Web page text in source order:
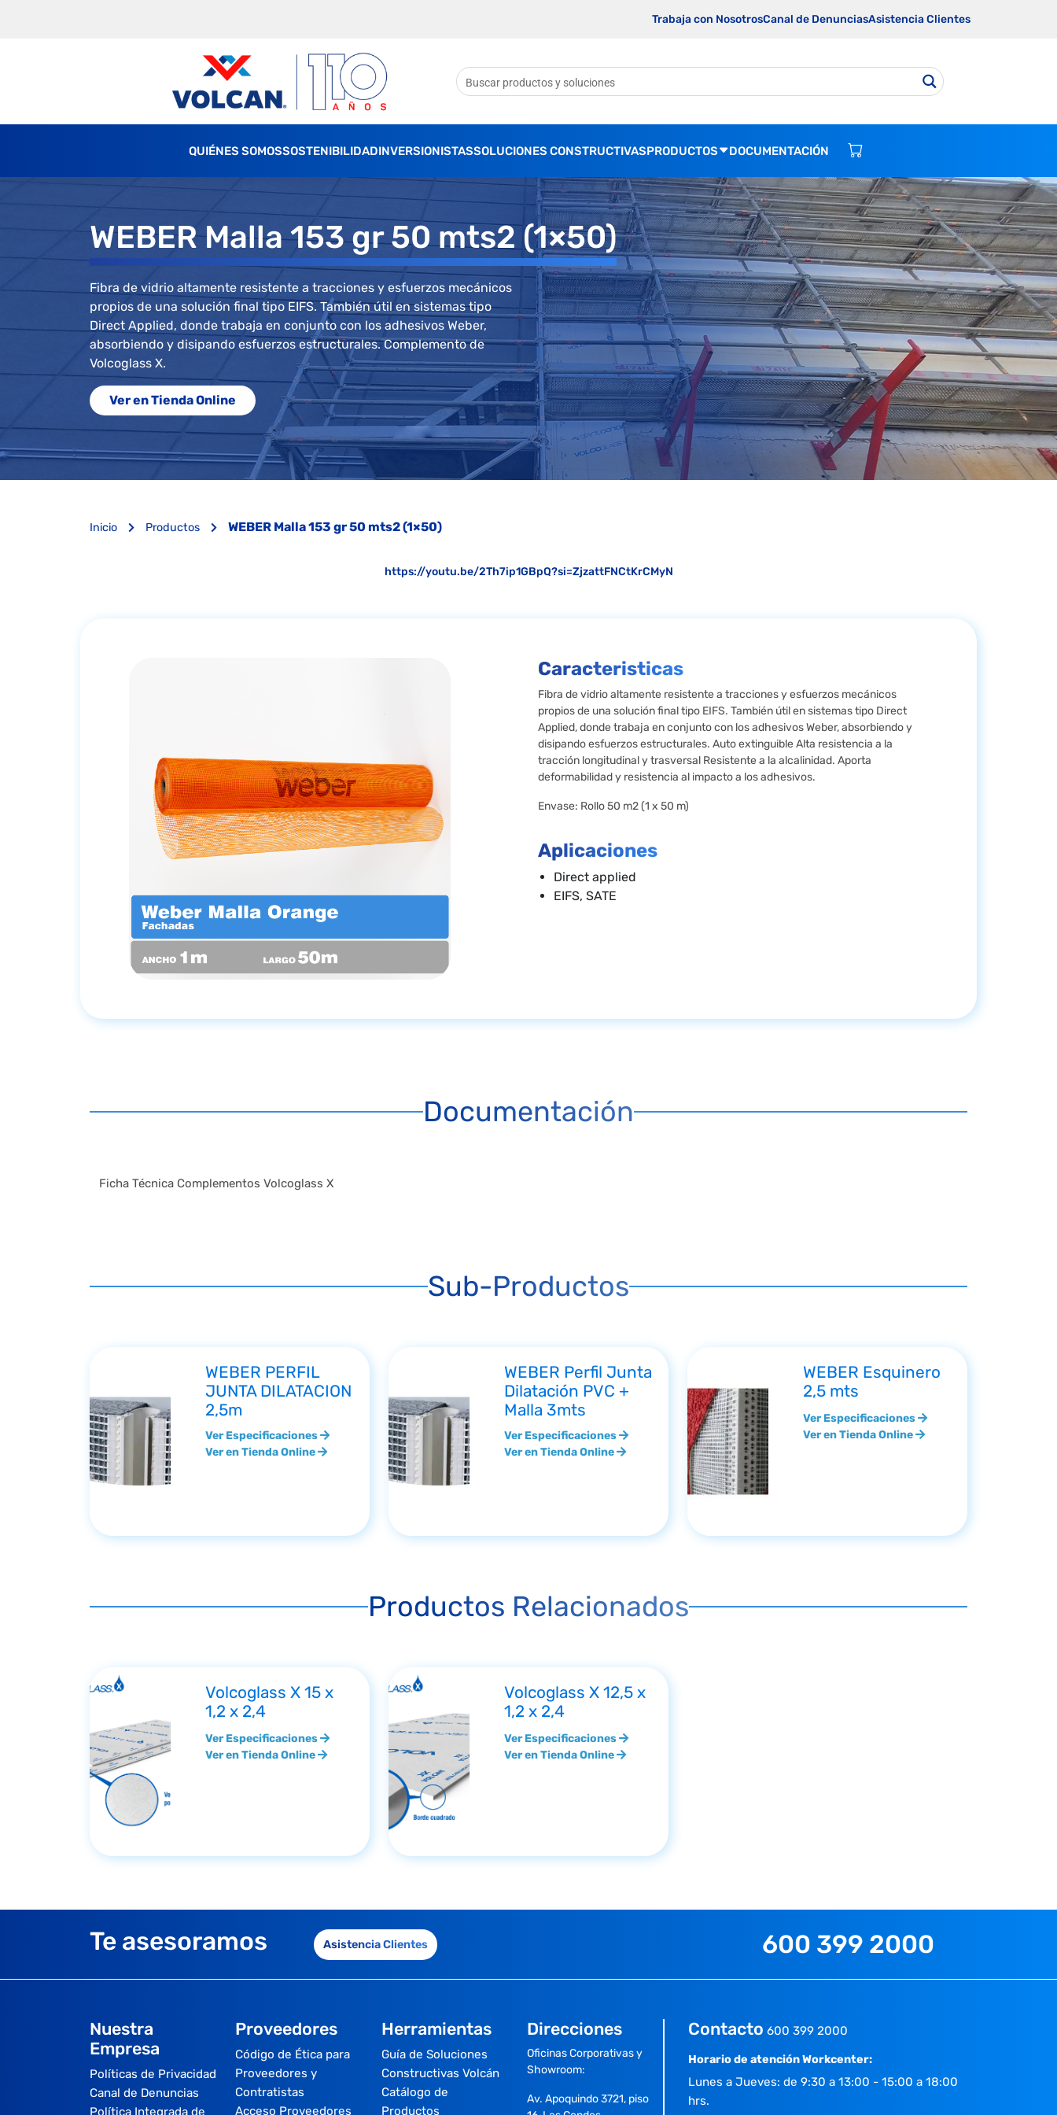
Trabaja con NosotrosCanal de DenunciasAsistencia Clientes
QUIÉNES SOMOSSOSTENIBILIDADINVERSIONISTASSOLUCIONES CONSTRUCTIVASPRODUCTOS DOCUMENTACIÓN
WEBER Malla 153 gr 50 mts2 (1×50)
Fibra de vidrio altamente resistente a tracciones y esfuerzos mecánicos
propios de una solución final tipo EIFS. También útil en sistemas tipo
Direct Applied, donde trabaja en conjunto con los adhesivos Weber,
absorbiendo y disipando esfuerzos estructurales. Complemento de
Volcoglass X.
Ver en Tienda Online
Inicio Productos WEBER Malla 153 gr 50 mts2 (1×50)
https://youtu.be/2Th7ip1GBpQ?si=ZjzattFNCtKrCMyN
Caracteristicas
Fibra de vidrio altamente resistente a tracciones y esfuerzos mecánicos
propios de una solución final tipo EIFS. También útil en sistemas tipo Direct
Applied, donde trabaja en conjunto con los adhesivos Weber, absorbiendo y
disipando esfuerzos estructurales. Auto extinguible Alta resistencia a la
tracción longitudinal y trasversal Resistente a la alcalinidad. Aporta
deformabilidad y resistencia al impacto a los adhesivos.
Envase: Rollo 50 m2 (1 x 50 m)
Aplicaciones
Direct applied
EIFS, SATE
Documentación
Ficha Técnica Complementos Volcoglass X
Sub-Productos
WEBER PERFIL
JUNTA DILATACION
2,5m
Ver Especificaciones
Ver en Tienda Online
WEBER Perfil Junta
Dilatación PVC +
Malla 3mts
Ver Especificaciones
Ver en Tienda Online
WEBER Esquinero
2,5 mts
Ver Especificaciones
Ver en Tienda Online
Productos Relacionados
Volcoglass X 15 x
1,2 x 2,4
Ver Especificaciones
Ver en Tienda Online
Volcoglass X 12,5 x
1,2 x 2,4
Ver Especificaciones
Ver en Tienda Online
Te asesoramos Asistencia Clientes 600 399 2000
Nuestra
Empresa
Políticas de Privacidad
Canal de Denuncias
Política Integrada de
Proveedores
Código de Ética para
Proveedores y
Contratistas
Acceso Proveedores
Herramientas
Guía de Soluciones
Constructivas Volcán
Catálogo de
Productos
Direcciones
Oficinas Corporativas y
Showroom:
Av. Apoquindo 3721, piso
Contacto 600 399 2000
Horario de atención Workcenter:
Lunes a Jueves: de 9:30 a 13:00 - 15:00 a 18:00
hrs.